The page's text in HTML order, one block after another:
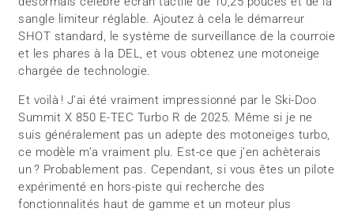
sangle limiteur réglable. Ajoutez à cela le démarreur
SHOT standard, le système de surveillance de la courroie
et les phares à la DEL, et vous obtenez une motoneige
chargée de technologie.
Et voilà ! J’ai été vraiment impressionné par le Ski-Doo
Summit X 850 E-TEC Turbo R de 2025. Même si je ne
suis généralement pas un adepte des motoneiges turbo,
ce modèle m’a vraiment plu. Est-ce que j’en achèterais
un ? Probablement pas. Cependant, si vous êtes un pilote
expérimenté en hors-piste qui recherche des
fonctionnalités haut de gamme et un moteur plus